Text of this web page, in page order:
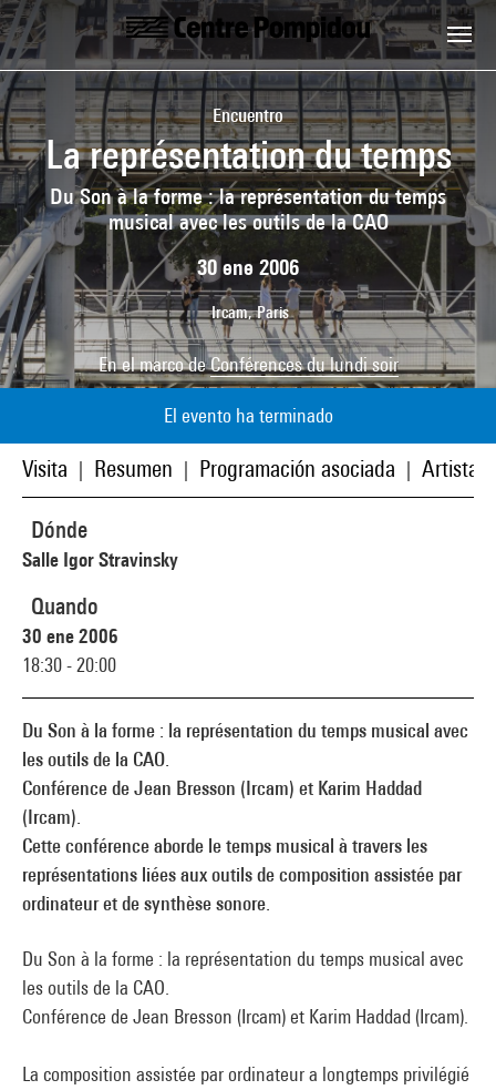
Skip to main content
Centre Pompidou
Encuentro
La représentation du temps
Du Son à la forme : la représentation du temps
musical avec les outils de la CAO
30 ene 2006
Ircam, Paris
En el marco deConférences du lundi soir
El evento ha terminado
Visita Resumen Programación asociada
Du Son à la forme : la représentation du temps musical avec
les outils de la CAO.
Conférence de Jean Bresson (Ircam) et Karim Haddad
(Ircam).
Cette conférence aborde le temps musical à travers les
représentations liées aux outils de composition assistée par
ordinateur et de synthèse sonore.
Du Son à la forme : la représentation du temps musical avec
les outils de la CAO.
Conférence de Jean Bresson (Ircam) et Karim Haddad (Ircam).
La composition assistée par ordinateur a longtemps privilégié
Dónde
Salle Igor Stravinsky
Quando
30 ene 2006
18:30 - 20:00